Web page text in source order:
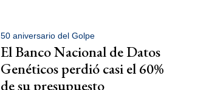
50 aniversario del Golpe
El Banco Nacional de Datos
Genéticos perdió casi el 60%
de su presupuesto